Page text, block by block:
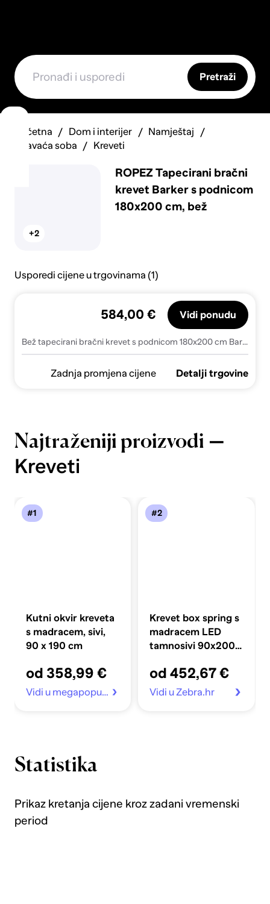
Pretraži
Početna Dom i interijer
Namještaj
Spavaća soba
Kreveti
+2
ROPEZ Tapecirani bračni
krevet Barker s podnicom
180x200 cm, bež
Usporedi cijene u trgovinama (1)
Bež tapecirani bračni krevet s podnicom 180x200 cm Barker – Ropez
584,00 € Vidi ponudu
Zadnja promjena cijene Detalji trgovine
Najtraženiji proizvodi —
Kreveti
#1
Kutni okvir kreveta
s madracem, sivi,
90 x 190 cm
od 358,99 €
Vidi u megapopust.hr
#2
Krevet box spring s
madracem LED
tamnosivi 90x200
od 452,67 €
Vidi u Zebra.hr
Statistika
Prikaz kretanja cijene kroz zadani vremenski
period